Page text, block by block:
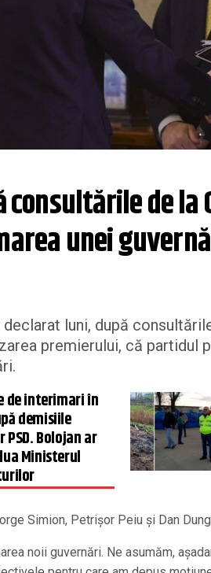
consultările de
unei
declarat luni, după
premierului, că partidul
de interimari în
demisiile
Bolojan ar
Ministerul
Simion, Petrişor Peiu şi Dan
noii guvernări. Ne asumăm,